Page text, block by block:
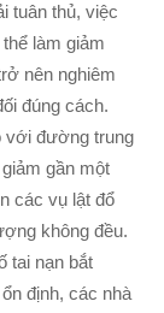
tuân thủ, việc
làm giảm
nên nghiêm
đúng cách.
với đường trung
gần một
các vụ lật đổ
không đều.
tai nạn bắt
định, các nhà